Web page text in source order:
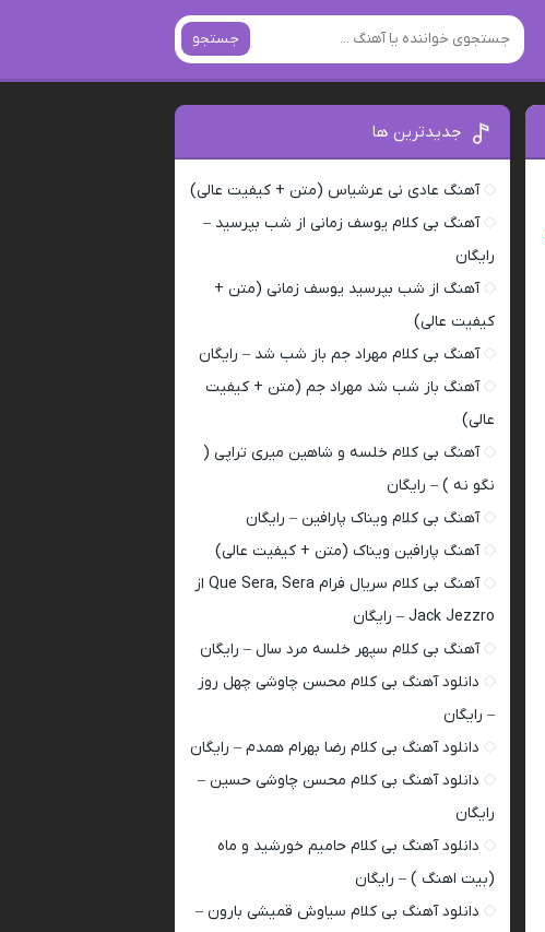
جستجو
جدیدترین ها
آهنگ عادی نی عرشیاس (متن + کیفیت عالی)
آهنگ بی کلام یوسف زمانی از شب بپرسید –
رایگان
آهنگ از شب بپرسید یوسف زمانی (متن +
کیفیت عالی)
آهنگ بی کلام مهراد جم باز شب شد – رایگان
آهنگ باز شب شد مهراد جم (متن + کیفیت
عالی)
آهنگ بی کلام خلسه و شاهین میری تراپی (
نگو نه ) – رایگان
آهنگ بی کلام ویناک پارافین – رایگان
آهنگ پارافین ویناک (متن + کیفیت عالی)
آهنگ بی کلام سریال فرام Que Sera, Sera از
Jack Jezzro – رایگان
آهنگ بی کلام سپهر خلسه مرد سال – رایگان
دانلود آهنگ بی کلام محسن چاوشی چهل روز
– رایگان
دانلود آهنگ بی کلام رضا بهرام همدم – رایگان
دانلود آهنگ بی کلام محسن چاوشی حسین –
رایگان
دانلود آهنگ بی کلام حامیم خورشید و ماه
(بیت اهنگ ) – رایگان
دانلود آهنگ بی کلام سیاوش قمیشی بارون –